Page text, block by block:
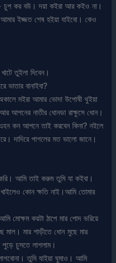
চুপ কর বউ। দয়া কইরা আর কইও না।
ইজ্জত শেষ হইয়া যাইবো। কেও
তুইলা দিবেন।
ভাতার বানাইবা?
মইরা আমার ভোদা উপোষী থুইয়া
আপনের নাতীর ধোনডা রাক্ষুসে ধোন।
কন আপনে তাই করবেন কিনা? নইলে
দাদিরে পাগলের মত ভালো জানে।
আমি তাই করুম তুমি যা কইবা।
কোন ক্ষতি নাই।আমি তোমার
মোক্ষম কয়টা ঠাপে মার পোদ ভরিয়ে
মাল। মার শাড়ীতে ধোন মুছে মার
চুসতে লাগলাম।
তুমি যাইয়া ঘুমাও। আমি